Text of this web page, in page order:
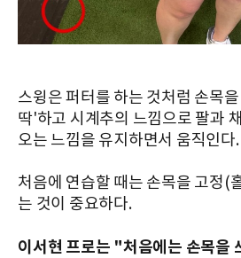
스윙은 퍼터를 하는 것처럼 손목
딱'하고 시계추의 느낌으로 팔과
오는 느낌을 유지하면서 움직인다.
처음에 연습할 때는 손목을 고정(
는 것이 중요하다.
이서현 프로는 "처음에는 손목을